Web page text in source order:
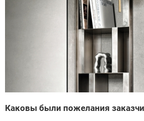
Каковы были пожелания